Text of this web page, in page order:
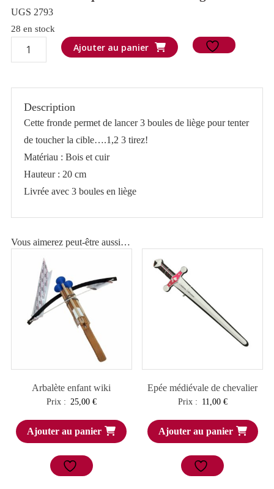
UGS 2793
28 en stock
quantité
de
Ajouter au panier
Description
Cette fronde permet de lancer 3 boules de liège pour tenter
de toucher la cible….1,2 3 tirez!
Matériau : Bois et cuir
Hauteur : 20 cm
Livrée avec 3 boules en liège
Vous aimerez peut-être aussi…
Arbalète enfant wiki
Prix : 25,00 €
Ajouter au panier
Epée médiévale de chevalier
Prix : 11,00 €
Ajouter au panier